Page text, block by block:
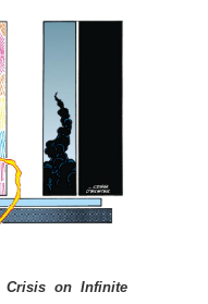
Crisis on Infinite